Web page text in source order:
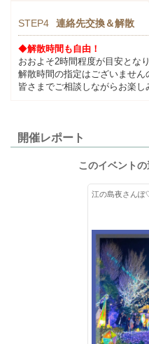
STEP4 連絡先交換＆解散
◆解散時間も自由！
おおよそ2時間程度が目安となり
解散時間の指定はございません
皆さまでご相談しながらお楽し
開催レポート
このイベント
江の島夜さん